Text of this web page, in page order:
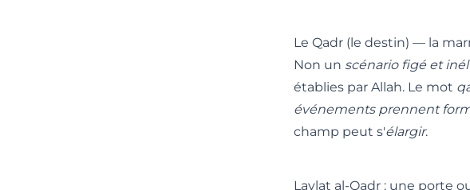
Le Qadr (le destin) — la
Non un scénario figé et
établies par Allah. Le mot
événements prennent
champ peut s'élargir.
Laylat al-Qadr : une porte